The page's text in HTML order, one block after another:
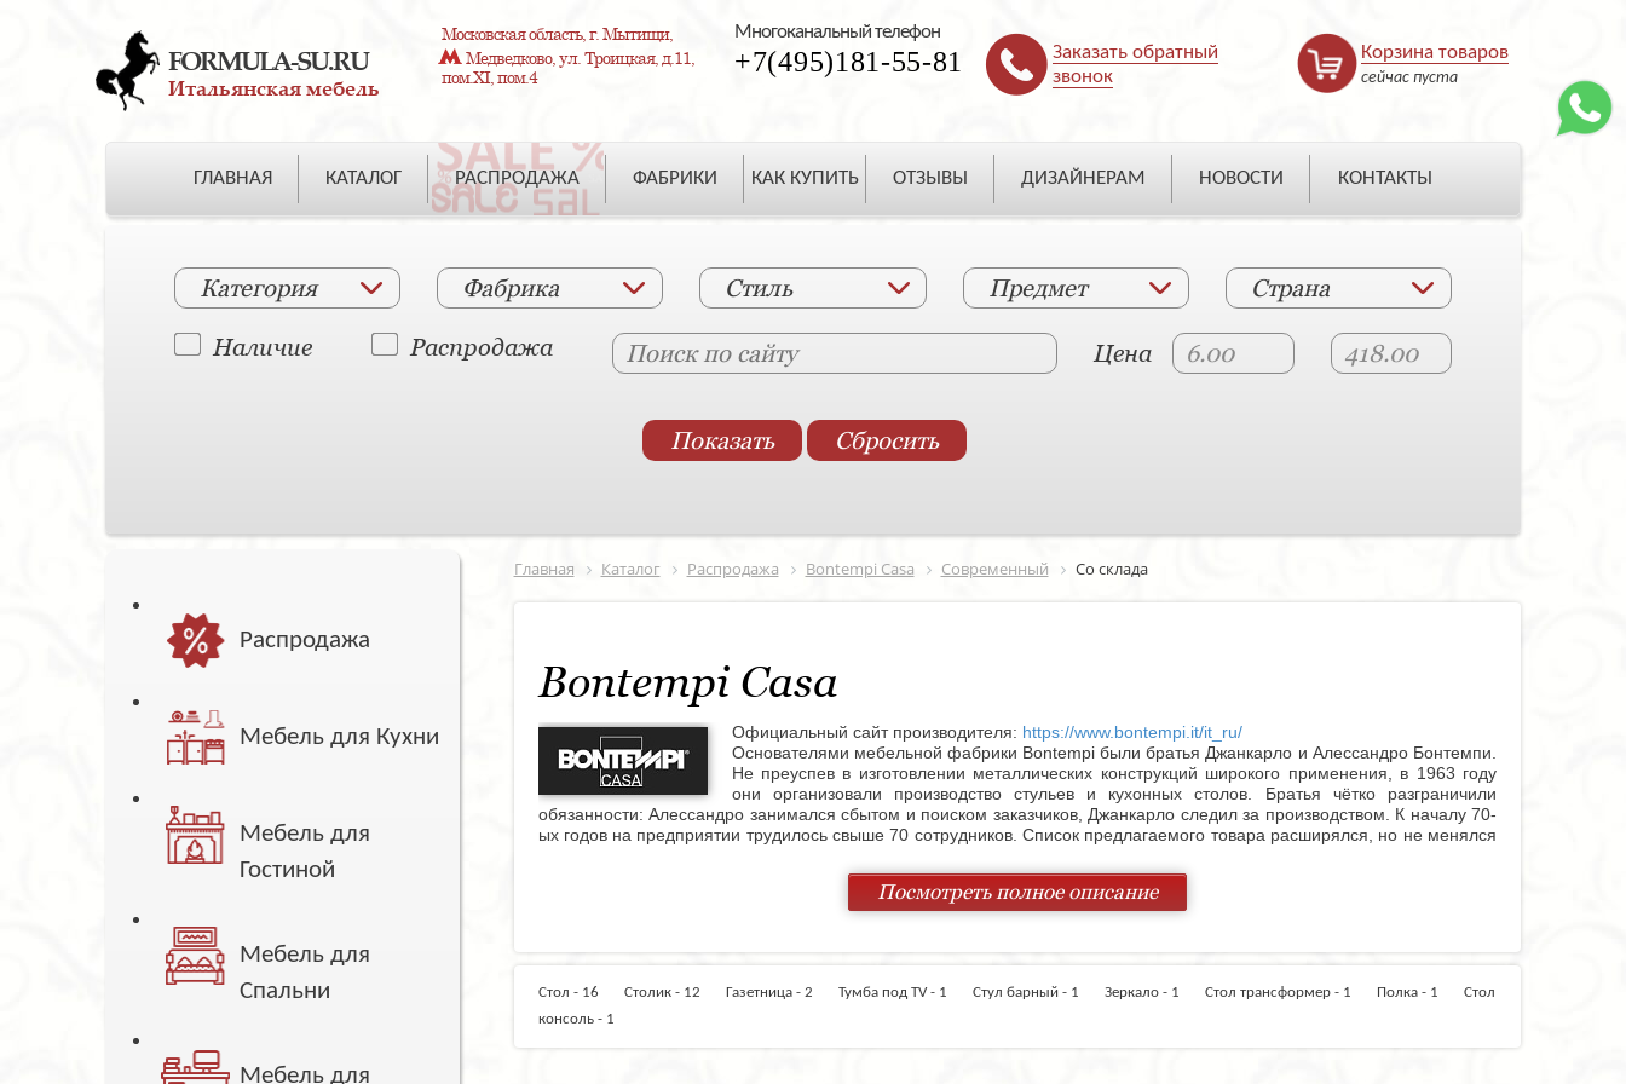
FORMULA-SU.RU
Итальянская мебель
Московская область, г. Мытищи,
Медведково, ул. Троицкая, д.11,
пом.XI, пом.4
Многоканальный телефон
+7(495)181-55-81
Заказать обратный
звонок
Корзина товаров
сейчас пуста
ГЛАВНАЯ КАТАЛОГ РАСПРОДАЖА ФАБРИКИ КАК КУПИТЬ ОТЗЫВЫ ДИЗАЙНЕРАМ НОВОСТИ КОНТАКТЫ
Категория Фабрика Стиль Предмет Страна
Наличие Распродажа Цена
Распродажа
Мебель для Кухни
Мебель для
Гостиной
Мебель для
Спальни
Мебель для
Главная Каталог Распродажа Bontempi Casa Современный Со склада
Bontempi Casa
Официальный сайт производителя: https://www.bontempi.it/it_ru/
Основателями мебельной фабрики Bontempi были братья Джанкарло и Алессандро Бонтемпи.
Не преуспев в изготовлении металлических конструкций широкого применения, в 1963 году
они организовали производство стульев и кухонных столов. Братья чётко разграничили
обязанности: Алессандро занимался сбытом и поиском заказчиков, Джанкарло следил за производством. К началу 70-
ых годов на предприятии трудилось свыше 70 сотрудников. Список предлагаемого товара расширялся, но не менялся
фирма открывает марочное производство под именем Bontempi Casa.
В 1989 году была проведена масштабная реструктуризация компании, включающая поглощение крупного завода по
производству кухонь, получившей марку Bontempi Cucine. В 97-ом происходит третье глобальное расширение -
предлагает покупателю стулья, столы, мебельные гарнитуры, диваны, кровати и прочие крупные и мелкие предметы
секрет успеха Bontempi. Выставочные залы компании есть во всех крупных мировых городах:
• Москва,
Посмотреть полное описание
Стол - 16 Столик - 12 Газетница - 2 Тумба под TV - 1 Стул барный - 1 Зеркало - 1 Стол трансформер - 1 Полка - 1
Стол
консоль - 1